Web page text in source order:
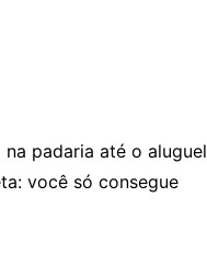
padaria até o aluguel
você só consegue